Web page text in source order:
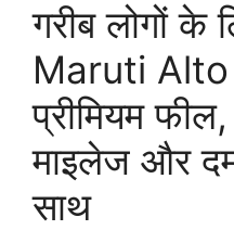
गरीब लोगों के
Maruti Alto
प्रीमियम
माइलेज और
साथ